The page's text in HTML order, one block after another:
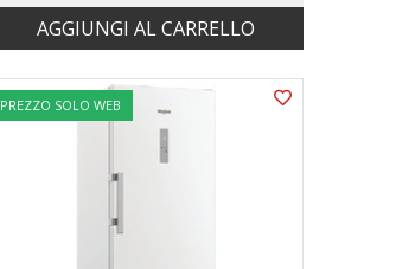
AGGIUNGI AL CARRELLO
PREZZO SOLO WEB